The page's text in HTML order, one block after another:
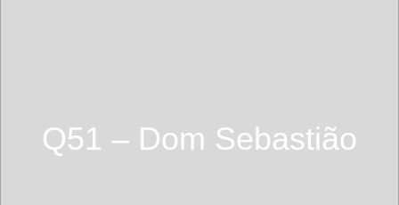
Q51 – Dom Sebastião